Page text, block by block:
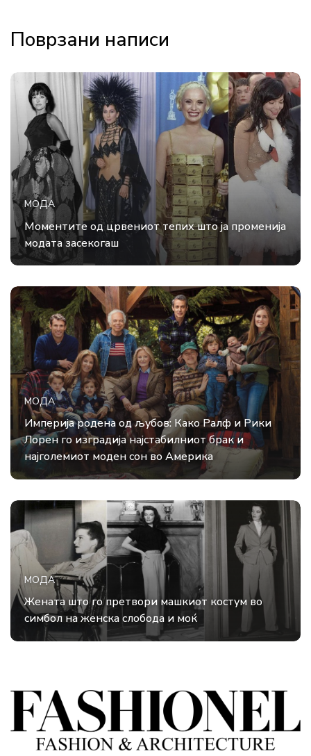
Поврзани написи
МОДА
Моментите од црвениот тепих што ја променија
модата засекогаш
МОДА
Империја родена од љубов: Како Ралф и Рики
Лорен го изградија најстабилниот брак и
најголемиот моден сон во Америка
МОДА
Жената што го претвори машкиот костум во
симбол на женска слобода и моќ